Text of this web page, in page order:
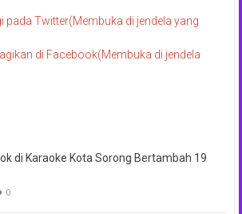
pada Twitter(Membuka di jendela yang
di Facebook(Membuka di jendela
di Karaoke Kota Sorong Bertambah 19
0